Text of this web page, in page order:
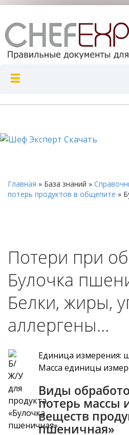
Главная » База знаний »
потерь продуктов в общепите »
Потери при
Булочка
Белки, жиры,
аллергены…
Единица измерения:
Масса единицы
Виды
потерь массы
веществ
пшеничная»